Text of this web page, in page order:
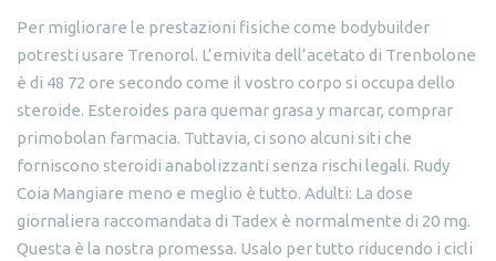
Per migliorare le prestazioni fisiche come bodybuilder
potresti usare Trenorol. L’emivita dell’acetato di Trenbolone
è di 48 72 ore secondo come il vostro corpo si occupa dello
steroide. Esteroides para quemar grasa y marcar, comprar
primobolan farmacia. Tuttavia, ci sono alcuni siti che
forniscono steroidi anabolizzanti senza rischi legali. Rudy
Coia Mangiare meno e meglio è tutto. Adulti: La dose
giornaliera raccomandata di Tadex è normalmente di 20 mg.
Questa è la nostra promessa. Usalo per tutto riducendo i cicli